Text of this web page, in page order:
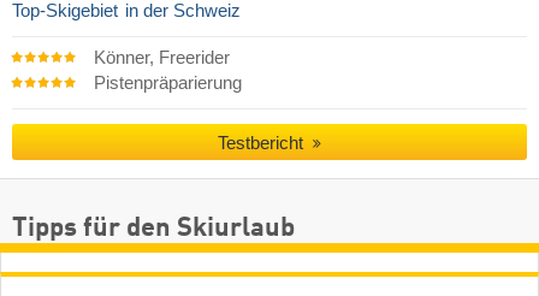
Top-Skigebiet in der Schweiz
Könner, Freerider
Pistenpräparierung
Testbericht
Tipps für den Skiurlaub